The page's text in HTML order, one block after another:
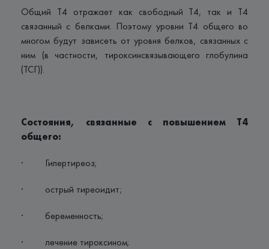
Общий Т4 отражает как свободный Т4, так и Т4
связанный с белками. Поэтому уровни Т4 общего во
многом будут зависеть от уровня белков, связанных с
ним (в частности, тироксинсвязывающего глобулина
(ТСГ)).
Состояния, связанные с повышением Т4
общего:
· Гипертиреоз;
· острый тиреоидит;
· беременность;
· лечение тироксином;